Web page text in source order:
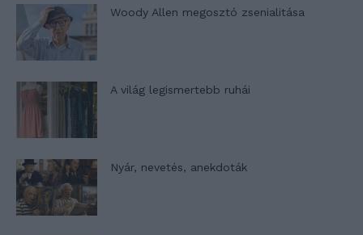
Woody Allen megosztó zsenialitása
A világ legismertebb ruhái
Nyár, nevetés, anekdoták